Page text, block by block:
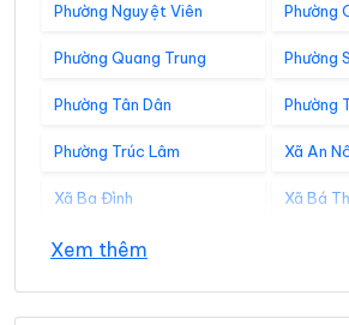
Phường Nguyệt Viên Phường
Phường Quang Trung Phường
Phường Tân Dân Phường
Phường Trúc Lâm Xã An
Xã Ba Đình Xã Bá
Xã Bát Mọt
Xã Các Sơn Xã Cẩm
Xem thêm